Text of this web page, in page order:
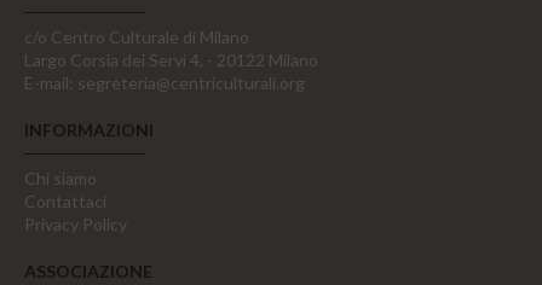
c/o Centro Culturale di Milano
Largo Corsia dei Servi 4, - 20122 Milano
E-mail: segreteria@centriculturali.org
INFORMAZIONI
Chi siamo
Contattaci
Privacy Policy
ASSOCIAZIONE